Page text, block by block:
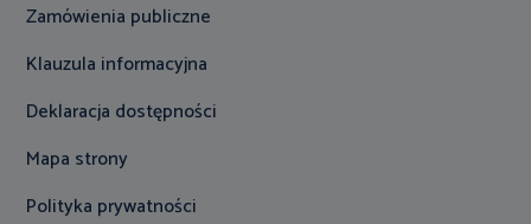
Zamówienia publiczne
Klauzula informacyjna
Deklaracja dostępności
Mapa strony
Polityka prywatności